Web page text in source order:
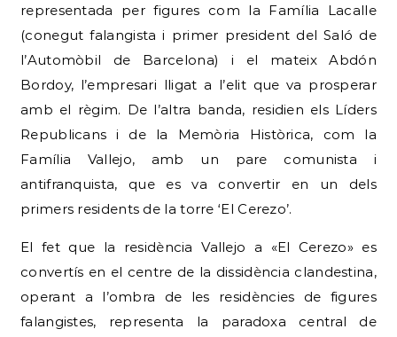
representada per figures com la Família Lacalle
(conegut falangista i primer president del Saló de
l’Automòbil de Barcelona) i el mateix Abdón
Bordoy, l’empresari lligat a l’elit que va prosperar
amb el règim. De l’altra banda, residien els Líders
Republicans i de la Memòria Històrica, com la
Família Vallejo, amb un pare comunista i
antifranquista, que es va convertir en un dels
primers residents de la torre ‘El Cerezo’.
El fet que la residència Vallejo a «El Cerezo» es
convertís en el centre de la dissidència clandestina,
operant a l’ombra de les residències de figures
falangistes, representa la paradoxa central de